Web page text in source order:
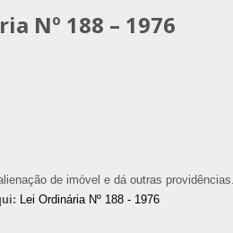
Nº 188 – 1976
de imóvel e dá outras providências.
Lei Ordinária Nº 188 - 1976